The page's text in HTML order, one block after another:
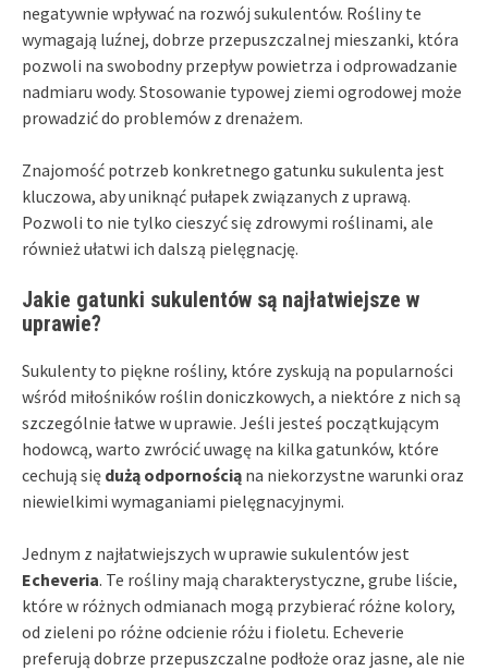
negatywnie wpływać na rozwój sukulentów. Rośliny te
wymagają luźnej, dobrze przepuszczalnej mieszanki, która
pozwoli na swobodny przepływ powietrza i odprowadzanie
nadmiaru wody. Stosowanie typowej ziemi ogrodowej może
prowadzić do problemów z drenażem.
Znajomość potrzeb konkretnego gatunku sukulenta jest
kluczowa, aby uniknąć pułapek związanych z uprawą.
Pozwoli to nie tylko cieszyć się zdrowymi roślinami, ale
również ułatwi ich dalszą pielęgnację.
Jakie gatunki sukulentów są najłatwiejsze w
uprawie?
Sukulenty to piękne rośliny, które zyskują na popularności
wśród miłośników roślin doniczkowych, a niektóre z nich są
szczególnie łatwe w uprawie. Jeśli jesteś początkującym
hodowcą, warto zwrócić uwagę na kilka gatunków, które
cechują się dużą odpornością na niekorzystne warunki oraz
niewielkimi wymaganiami pielęgnacyjnymi.
Jednym z najłatwiejszych w uprawie sukulentów jest
Echeveria. Te rośliny mają charakterystyczne, grube liście,
które w różnych odmianach mogą przybierać różne kolory,
od zieleni po różne odcienie różu i fioletu. Echeverie
preferują dobrze przepuszczalne podłoże oraz jasne, ale nie